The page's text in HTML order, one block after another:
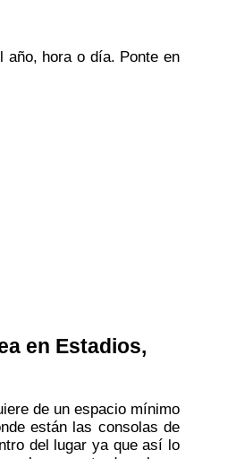
año, hora o día. Ponte en
en Estadios,
de un espacio mínimo
están las consolas de
del lugar ya que así lo